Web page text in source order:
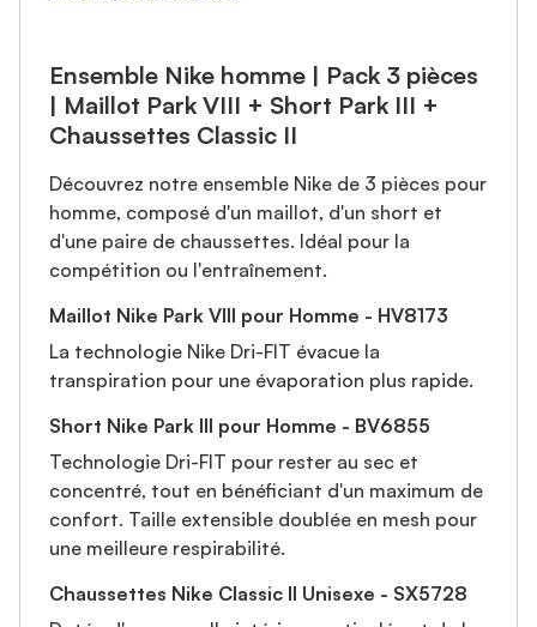
Ensemble Nike homme | Pack 3 pièces
| Maillot Park VIII + Short Park III +
Chaussettes Classic II
Découvrez notre ensemble Nike de 3 pièces pour
homme, composé d'un maillot, d'un short et
d'une paire de chaussettes. Idéal pour la
compétition ou l'entraînement.
Maillot Nike Park VIII pour Homme - HV8173
La technologie Nike Dri-FIT évacue la
transpiration pour une évaporation plus rapide.
Short Nike Park III pour Homme - BV6855
Technologie Dri-FIT pour rester au sec et
concentré, tout en bénéficiant d'un maximum de
confort. Taille extensible doublée en mesh pour
une meilleure respirabilité.
Chaussettes Nike Classic II Unisexe - SX5728